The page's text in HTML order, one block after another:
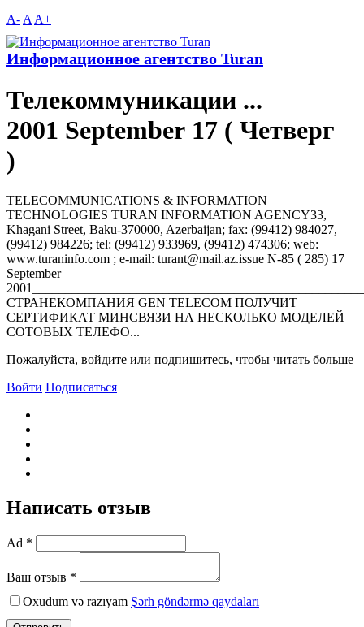
A- A A+
Информационное агентство Turan
Телекоммуникации ...
2001 September 17 ( Четверг
)
TELECOMMUNICATIONS & INFORMATION
TECHNOLOGIES TURAN INFORMATION AGENCY33,
Khagani Street, Baku-370000, Azerbaijan; fax: (99412) 984027,
(99412) 984226; tel: (99412) 933969, (99412) 474306; web:
www.turaninfo.com ; e-mail: turant@mail.az.issue N-85 ( 285) 17
September
СТРАНЕКОМПАНИЯ GEN TELECOM ПОЛУЧИТ
СЕРТИФИКАТ МИНСВЯЗИ НА НЕСКОЛЬКО МОДЕЛЕЙ
СОТОВЫХ ТЕЛЕФО...
Пожалуйста, войдите или подпишитесь, чтобы читать больше
Войти Подписаться
Написать отзыв
Ad *
Ваш отзыв *
Oxudum və razıyam Şərh göndərmə qaydaları